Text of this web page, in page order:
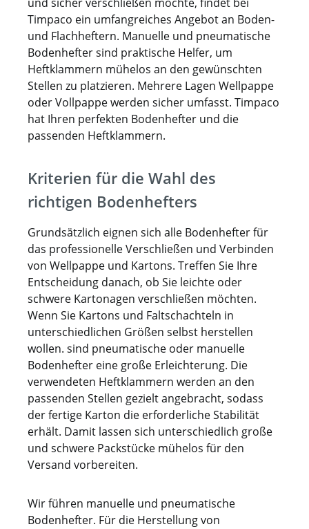
Timpaco ein umfangreiches Angebot an Boden-
und Flachheftern. Manuelle und pneumatische
Bodenhefter sind praktische Helfer, um
Heftklammern mühelos an den gewünschten
Stellen zu platzieren. Mehrere Lagen Wellpappe
oder Vollpappe werden sicher umfasst. Timpaco
hat Ihren perfekten Bodenhefter und die
passenden Heftklammern.
Kriterien für die Wahl des
richtigen Bodenhefters
Grundsätzlich eignen sich alle Bodenhefter für
das professionelle Verschließen und Verbinden
von Wellpappe und Kartons. Treffen Sie Ihre
Entscheidung danach, ob Sie leichte oder
schwere Kartonagen verschließen möchten.
Wenn Sie Kartons und Faltschachteln in
unterschiedlichen Größen selbst herstellen
wollen. sind pneumatische oder manuelle
Bodenhefter eine große Erleichterung. Die
verwendeten Heftklammern werden an den
passenden Stellen gezielt angebracht, sodass
der fertige Karton die erforderliche Stabilität
erhält. Damit lassen sich unterschiedlich große
und schwere Packstücke mühelos für den
Versand vorbereiten.
Wir führen manuelle und pneumatische
Bodenhefter. Für die Herstellung von